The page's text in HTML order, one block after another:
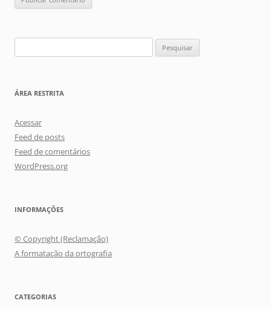
por:
ÁREA RESTRITA
Acessar
Feed de posts
Feed de comentários
WordPress.org
INFORMAÇÕES
© Copyright (Reclamação)
A formatação da ortografia
CATEGORIAS